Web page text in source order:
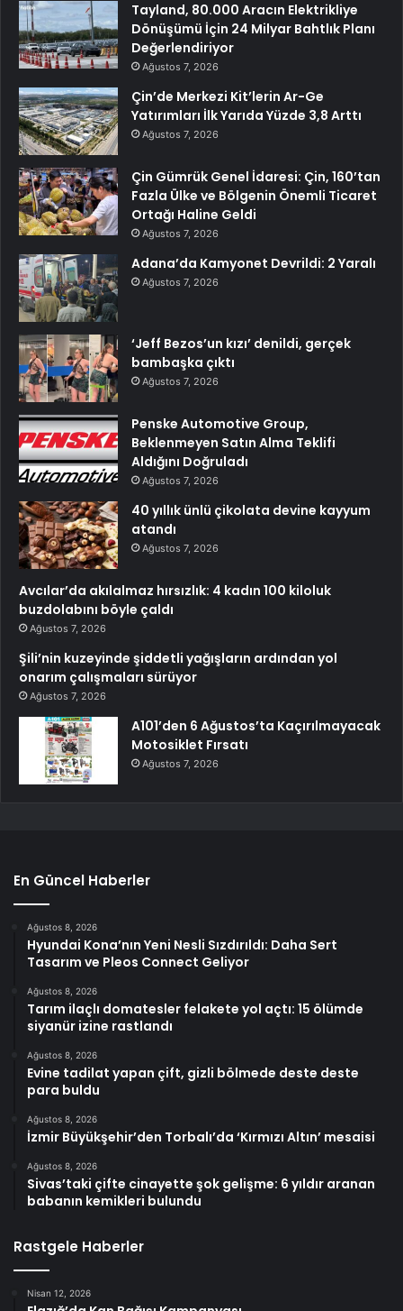
Tayland, 80.000 Aracın Elektrikliye
Dönüşümü İçin 24 Milyar Bahtlık Planı
Değerlendiriyor
Ağustos 7, 2026
Çin’de Merkezi Kit’lerin Ar-Ge
Yatırımları İlk Yarıda Yüzde 3,8 Arttı
Ağustos 7, 2026
Çin Gümrük Genel İdaresi: Çin, 160’tan
Fazla Ülke ve Bölgenin Önemli Ticaret
Ortağı Haline Geldi
Ağustos 7, 2026
Adana’da Kamyonet Devrildi: 2 Yaralı
Ağustos 7, 2026
‘Jeff Bezos’un kızı’ denildi, gerçek
bambaşka çıktı
Ağustos 7, 2026
Penske Automotive Group,
Beklenmeyen Satın Alma Teklifi
Aldığını Doğruladı
Ağustos 7, 2026
40 yıllık ünlü çikolata devine kayyum
atandı
Ağustos 7, 2026
Avcılar’da akılalmaz hırsızlık: 4 kadın 100 kiloluk
buzdolabını böyle çaldı
Ağustos 7, 2026
Şili’nin kuzeyinde şiddetli yağışların ardından yol
onarım çalışmaları sürüyor
Ağustos 7, 2026
A101’den 6 Ağustos’ta Kaçırılmayacak
Motosiklet Fırsatı
Ağustos 7, 2026
En Güncel Haberler
Ağustos 8, 2026
Hyundai Kona’nın Yeni Nesli Sızdırıldı: Daha Sert
Tasarım ve Pleos Connect Geliyor
Ağustos 8, 2026
Tarım ilaçlı domatesler felakete yol açtı: 15 ölümde
siyanür izine rastlandı
Ağustos 8, 2026
Evine tadilat yapan çift, gizli bölmede deste deste
para buldu
Ağustos 8, 2026
İzmir Büyükşehir’den Torbalı’da ‘Kırmızı Altın’ mesaisi
Ağustos 8, 2026
Sivas’taki çifte cinayette şok gelişme: 6 yıldır aranan
babanın kemikleri bulundu
Rastgele Haberler
Nisan 12, 2026